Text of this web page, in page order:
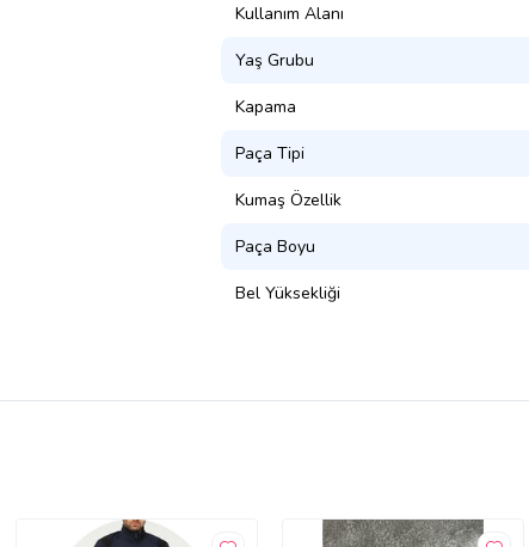
Kullanım Alanı
Yaş Grubu
Kapama
Paça Tipi
Kumaş Özellik
Paça Boyu
Bel Yüksekliği